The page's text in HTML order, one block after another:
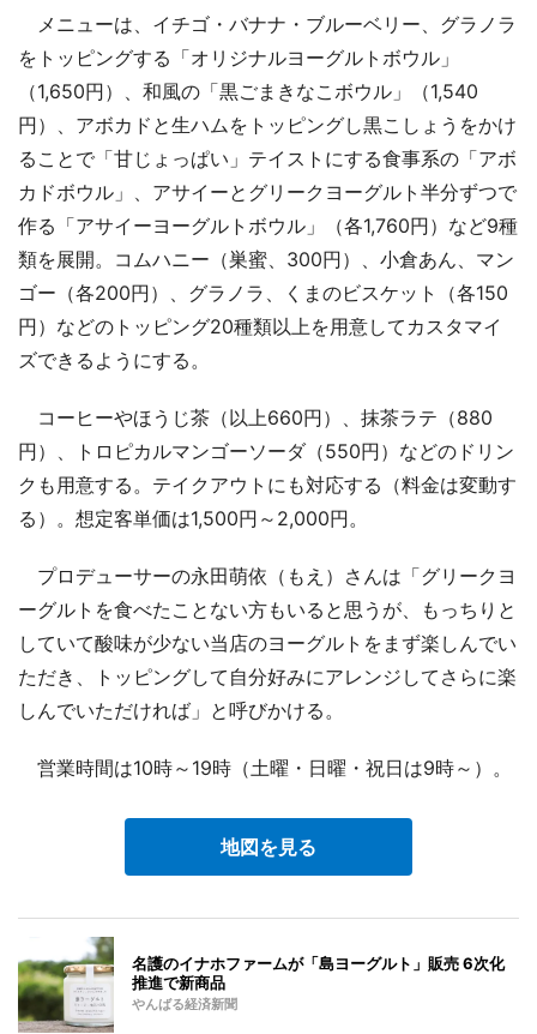
メニューは、イチゴ・バナナ・ブルーベリー、グラノラ
をトッピングする「オリジナルヨーグルトボウル」
（1,650円）、和風の「黒ごまきなこボウル」（1,540
円）、アボカドと生ハムをトッピングし黒こしょうをかけ
ることで「甘じょっぱい」テイストにする食事系の「アボ
カドボウル」、アサイーとグリークヨーグルト半分ずつで
作る「アサイーヨーグルトボウル」（各1,760円）など9種
類を展開。コムハニー（巣蜜、300円）、小倉あん、マン
ゴー（各200円）、グラノラ、くまのビスケット（各150
円）などのトッピング20種類以上を用意してカスタマイ
ズできるようにする。
コーヒーやほうじ茶（以上660円）、抹茶ラテ（880
円）、トロピカルマンゴーソーダ（550円）などのドリン
クも用意する。テイクアウトにも対応する（料金は変動す
る）。想定客単価は1,500円～2,000円。
プロデューサーの永田萌依（もえ）さんは「グリークヨ
ーグルトを食べたことない方もいると思うが、もっちりと
していて酸味が少ない当店のヨーグルトをまず楽しんでい
ただき、トッピングして自分好みにアレンジしてさらに楽
しんでいただければ」と呼びかける。
営業時間は10時～19時（土曜・日曜・祝日は9時～）。
地図を見る
名護のイナホファームが「島ヨーグルト」販売 6次化
推進で新商品
やんばる経済新聞